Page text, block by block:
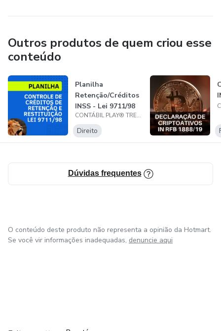
Outros produtos de quem criou esse
conteúdo
Planilha
Retenção/Créditos
INSS - Lei 9711/98
CONTÁBIL PLAY® TREINAMENTOS
Direito
Dúvidas frequentes
O conteúdo deste produto não representa a opinião da Hotmart.
Se você vir informações inadequadas, denuncie aqui